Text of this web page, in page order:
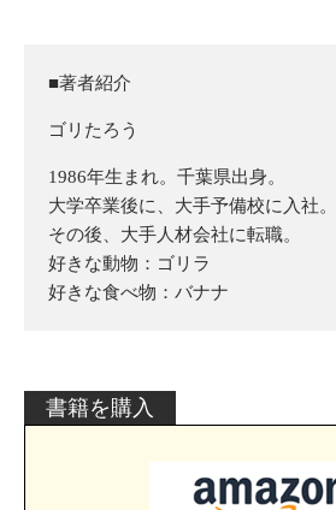
■著者紹介
ゴリたろう
1986年生まれ。千葉県出身。
大学卒業後に、大手予備校に入社。
その後、大手人材会社に転職。
好きな動物：ゴリラ
好きな食べ物：バナナ
書籍を購入